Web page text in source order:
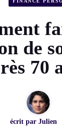
de
70
écrit par Julien